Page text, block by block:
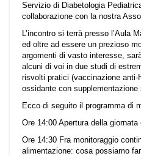
Servizio di Diabetologia
collaborazione con la nostra
L’incontro si terrà presso l’Aula
ed oltre ad essere un prezioso
argomenti di vasto interesse,
alcuni di voi in due studi di
risvolti pratici (vaccinazione
ossidante con supplementazione
Ecco di seguito il programma di
Ore 14:00 Apertura della
Ore 14:30 Fra monitoraggio
alimentazione: cosa possiamo